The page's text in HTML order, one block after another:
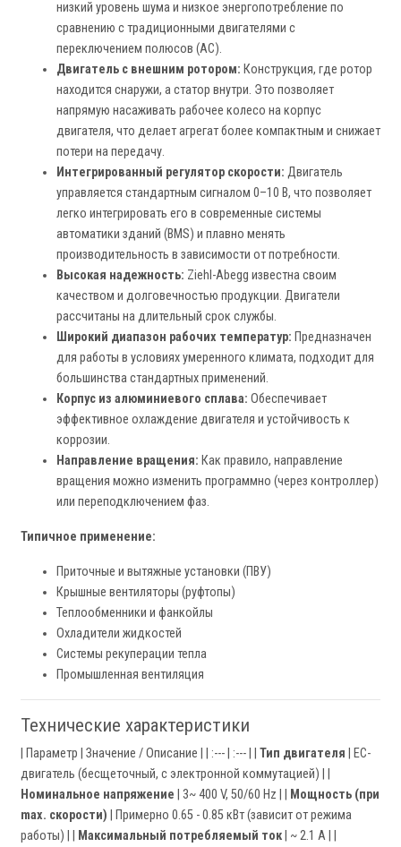
низкий уровень шума и низкое энергопотребление по
сравнению с традиционными двигателями с
переключением полюсов (AC).
Двигатель с внешним ротором: Конструкция, где ротор
находится снаружи, а статор внутри. Это позволяет
напрямую насаживать рабочее колесо на корпус
двигателя, что делает агрегат более компактным и снижает
потери на передачу.
Интегрированный регулятор скорости: Двигатель
управляется стандартным сигналом 0–10 В, что позволяет
легко интегрировать его в современные системы
автоматики зданий (BMS) и плавно менять
производительность в зависимости от потребности.
Высокая надежность: Ziehl-Abegg известна своим
качеством и долговечностью продукции. Двигатели
рассчитаны на длительный срок службы.
Широкий диапазон рабочих температур: Предназначен
для работы в условиях умеренного климата, подходит для
большинства стандартных применений.
Корпус из алюминиевого сплава: Обеспечивает
эффективное охлаждение двигателя и устойчивость к
коррозии.
Направление вращения: Как правило, направление
вращения можно изменить программно (через контроллер)
или переподключением фаз.
Типичное применение:
Приточные и вытяжные установки (ПВУ)
Крышные вентиляторы (руфтопы)
Теплообменники и фанкойлы
Охладители жидкостей
Системы рекуперации тепла
Промышленная вентиляция
Технические характеристики
| Параметр | Значение / Описание | | :--- | :--- | | Тип двигателя | EC-
двигатель (бесщеточный, с электронной коммутацией) | |
Номинальное напряжение | 3~ 400 V, 50/60 Hz | |
Мощность (при
max. скорости) | Примерно 0.65 - 0.85 кВт (зависит от режима
работы) | |
Максимальный потребляемый ток | ~ 2.1 A | |